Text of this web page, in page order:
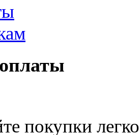
покупки